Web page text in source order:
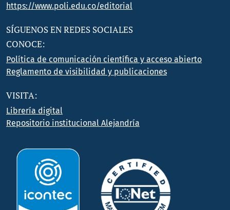
https://www.poli.edu.co/editorial
SÍGUENOS EN REDES SOCIALES
CONOCE:
Política de comunicación científica y acceso abierto
Reglamento de visibilidad y publicaciones
VISITA:
Librería digital
Repositorio institucional Alejandría